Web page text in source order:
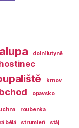
dolní lutyně
krnov
opavsko
roubenka
bělá strumień stáj